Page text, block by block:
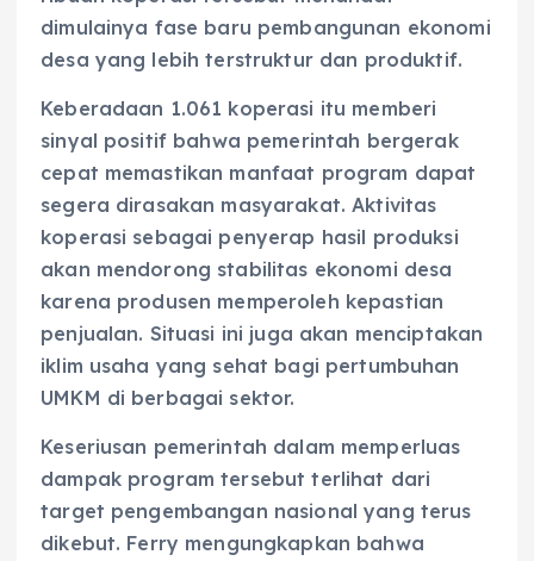
dimulainya fase baru pembangunan ekonomi
desa yang lebih terstruktur dan produktif.
Keberadaan 1.061 koperasi itu memberi
sinyal positif bahwa pemerintah bergerak
cepat memastikan manfaat program dapat
segera dirasakan masyarakat. Aktivitas
koperasi sebagai penyerap hasil produksi
akan mendorong stabilitas ekonomi desa
karena produsen memperoleh kepastian
penjualan. Situasi ini juga akan menciptakan
iklim usaha yang sehat bagi pertumbuhan
UMKM di berbagai sektor.
Keseriusan pemerintah dalam memperluas
dampak program tersebut terlihat dari
target pengembangan nasional yang terus
dikebut. Ferry mengungkapkan bahwa